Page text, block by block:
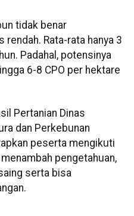
tidak benar
Rata-rata hanya 3
Padahal, potensinya
6-8 CPO per hektare
Pertanian Dinas
dan Perkebunan
peserta mengikuti
pengetahuan,
serta bisa